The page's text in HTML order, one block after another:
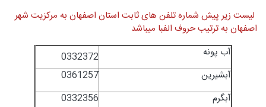
لیست زیر پیش شماره تلفن های ثابت استان اصفهان به مرکزیت شهر
اصفهان به ترتیب حروف الفبا میباشد
0332372
آب پونه
0361257
آبشیرین
0332356
آبگرم